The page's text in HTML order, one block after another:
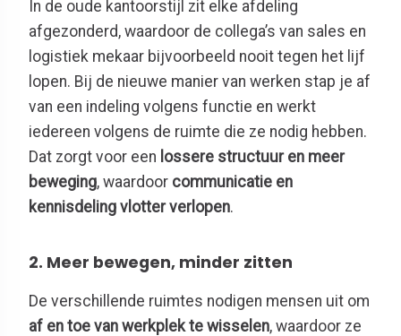
In de oude kantoorstijl zit elke afdeling
afgezonderd, waardoor de collega’s van sales en
logistiek mekaar bijvoorbeeld nooit tegen het lijf
lopen. Bij de nieuwe manier van werken stap je af
van een indeling volgens functie en werkt
iedereen volgens de ruimte die ze nodig hebben.
Dat zorgt voor een lossere structuur en meer
beweging, waardoor communicatie en
kennisdeling vlotter verlopen.
2. Meer bewegen, minder zitten
De verschillende ruimtes nodigen mensen uit om
af en toe van werkplek te wisselen, waardoor ze